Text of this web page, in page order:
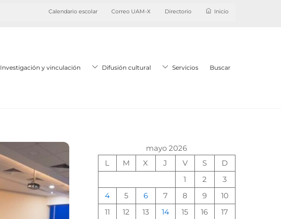
Calendario escolar Correo UAM-X Directorio Inicio
Investigación y vinculación Difusión cultural Servicios Buscar
mayo 2026
L
M X J V S
D
1
2
3
4
5 6 7 8 9
10
11
12 13 14 15 16
17